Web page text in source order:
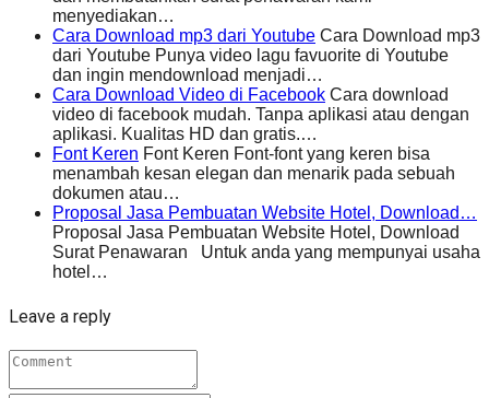
menyediakan…
Cara Download mp3 dari Youtube Cara Download mp3
dari Youtube Punya video lagu favuorite di Youtube
dan ingin mendownload menjadi…
Cara Download Video di Facebook Cara download
video di facebook mudah. Tanpa aplikasi atau dengan
aplikasi. Kualitas HD dan gratis.…
Font Keren Font Keren Font-font yang keren bisa
menambah kesan elegan dan menarik pada sebuah
dokumen atau…
Proposal Jasa Pembuatan Website Hotel, Download…
Proposal Jasa Pembuatan Website Hotel, Download
Surat Penawaran Untuk anda yang mempunyai usaha
hotel…
Leave a reply